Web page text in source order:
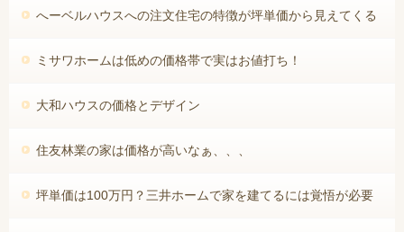
へーベルハウスへの注文住宅の特徴が坪単価から見えてくる
ミサワホームは低めの価格帯で実はお値打ち！
大和ハウスの価格とデザイン
住友林業の家は価格が高いなぁ、、、
坪単価は100万円？三井ホームで家を建てるには覚悟が必要